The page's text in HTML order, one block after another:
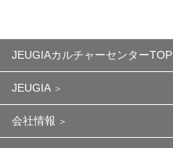
JEUGIAカルチャーセンターTOP
JEUGIA
会社情報